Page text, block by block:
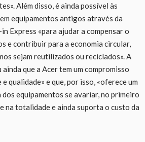
Além disso, é ainda possível às
equipamentos antigos através da
Express «para ajudar a compensar o
e contribuir para a economia circular,
sejam reutilizados ou reciclados». A
que a Acer tem um compromisso
qualidade» e que, por isso, «oferece um
dos equipamentos se avariar, no primeiro
na totalidade e ainda suporta o custo da